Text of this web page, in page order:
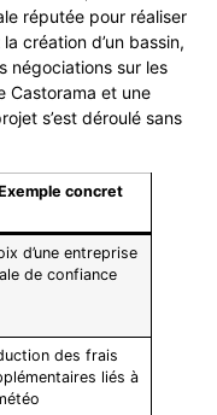
réputée pour réaliser
création d’un bassin,
négociations sur les
Castorama et une
s’est déroulé sans
concret
d’une entreprise
de confiance
des frais
liés à